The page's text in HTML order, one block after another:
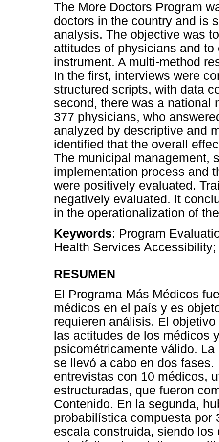
The More Doctors Program
doctors in the country and is
analysis. The objective was
attitudes of physicians and
instrument. A multi-method
In the first, interviews were
structured scripts, with data
second, there was a national
377 physicians, who
analyzed by descriptive and
identified that the overall
The municipal management,
implementation process and
were positively evaluated.
negatively evaluated. It
in the operationalization of
Keywords: Program
Health Services
RESUMEN
El Programa Más Médicos
médicos en el país y es
requieren análisis. El
las actitudes de los médicos
psicométricamente válido.
se llevó a cabo en dos
entrevistas con 10 médicos,
estructuradas, que fueron
Contenido. En la segunda,
probabilística compuesta por
escala construida, siendo